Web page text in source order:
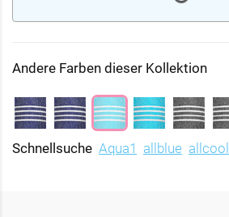
Andere Farben dieser Kollektion
Schnellsuche Aqua1 allblue allcool